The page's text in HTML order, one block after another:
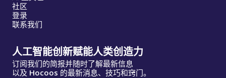
社区
登录
联系我们
人工智能创新赋能人类创造力
订阅我们的简报并随时了解最新信息
以及 Hocoos 的最新消息、技巧和窍门。